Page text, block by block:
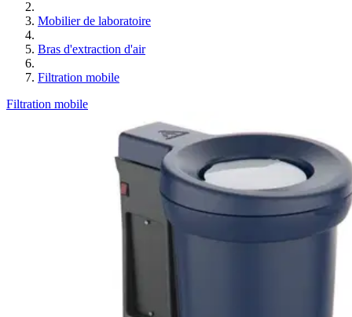
Mobilier de laboratoire
Bras d'extraction d'air
Filtration mobile
Filtration mobile